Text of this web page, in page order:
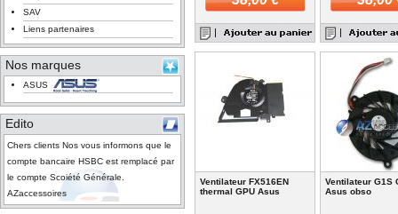
SAV
Liens partenaires
Nos marques
ASUS
Edito
Chers clients Nos vous informons que le
compte bancaire HSBC est remplacé par
le compte Scoiété Générale.
AZaccessoires
Ventilateur FX516EN
thermal GPU Asus
Ventilateur G1S
Asus obso